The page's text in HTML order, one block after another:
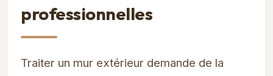
professionnelles
Traiter un mur extérieur demande de la